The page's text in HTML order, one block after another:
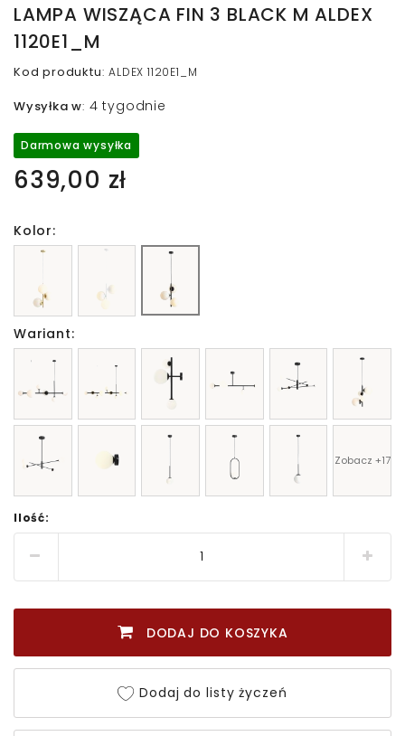
LAMPA WISZĄCA FIN 3 BLACK M ALDEX
1120E1_M
Kod produktu:ALDEX 1120E1_M
Wysyłka w: 4 tygodnie
Darmowa wysyłka
639,00 zł
Kolor:
Wariant:
Zobacz +17
Ilość:
DODAJ DO KOSZYKA
Dodaj do listy życzeń